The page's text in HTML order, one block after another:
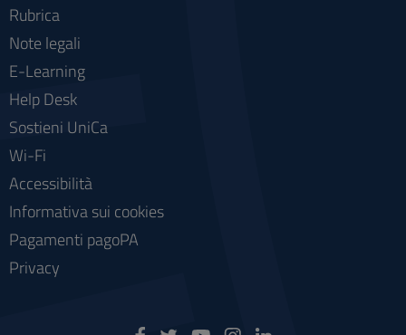
Rubrica
Note legali
E-Learning
Help Desk
Sostieni UniCa
Wi-Fi
Accessibilità
Informativa sui cookies
Pagamenti pagoPA
Privacy